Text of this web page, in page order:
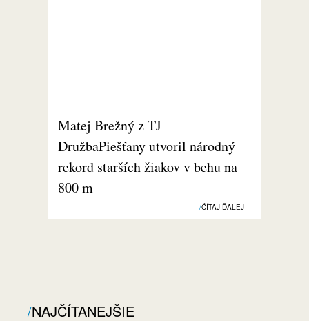
Matej Brežný z TJ
DružbaPiešťany utvoril národný
rekord starších žiakov v behu na
800 m
ČÍTAJ ĎALEJ
NAJČÍTANEJŠIE